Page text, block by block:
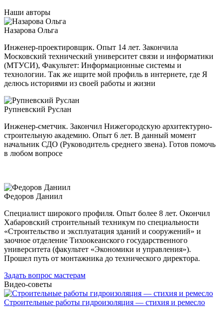
Наши авторы
Назарова Ольга
Инженер-проектировщик. Опыт 14 лет. Закончила
Московский технический университет связи и информатики
(МТУСИ), Факультет: Информационные системы и
технологии. Так же ищите мой профиль в интернете, где Я
делюсь историями из своей работы и жизни
Рупневский Руслан
Инженер-сметчик. Закончил Нижегородскую архитектурно-
строительную академию. Опыт 6 лет. В данный момент
начальник СДО (Руководитель среднего звена). Готов помочь
в любом вопросе
Федоров Даниил
Специалист широкого профиля. Опыт более 8 лет. Окончил
Хабаровский строительный техникум по специальности
«Строительство и эксплуатация зданий и сооружений» и
заочное отделение Тихоокеанского государственного
университета (факультет «Экономики и управления»).
Прошел путь от монтажника до технического директора.
Задать вопрос мастерам
Видео-советы
Строительные работы гидроизоляция — стихия и ремесло